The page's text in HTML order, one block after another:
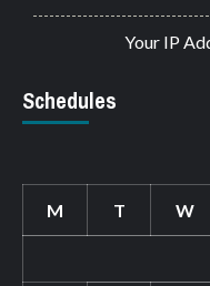
Your IP
Schedules
M T W